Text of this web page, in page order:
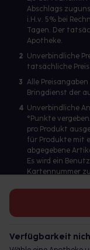
Verfügbarkeit
Abschlags
i.H.v. 5% bei
Tagen. Der
Apotheke.
2 Unverbindliche
tatsächliche
3 Alle
Bringdienst der
4 Unverbindliche
°Punkte
pro Produkt
für Produkte mit
abgegebene
Es wird ein
Kartennummer
Betreiber des
© 2026 gesund.de